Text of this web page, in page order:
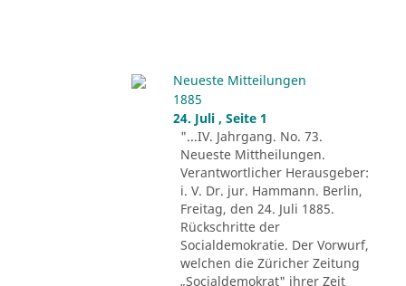
Neueste Mitteilungen
1885
24. Juli , Seite 1
"...IV. Jahrgang. No. 73.
Neueste Mittheilungen.
Verantwortlicher Herausgeber:
i. V. Dr. jur. Hammann. Berlin,
Freitag, den 24. Juli 1885.
Rückschritte der
Socialdemokratie. Der Vorwurf,
welchen die Züricher Zeitung
„Socialdemokrat" ihrer Zeit